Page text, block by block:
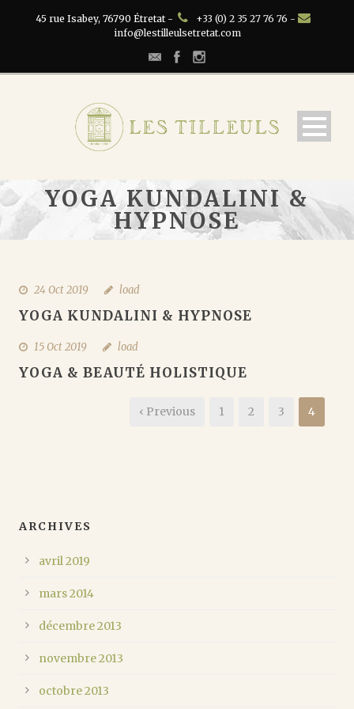
45 rue Isabey, 76790 Étretat -
+33 (0) 2 35 27 76 76 -
info@lestilleulsetretat.com
YOGA KUNDALINI &
HYPNOSE
24 Oct 2019 load
YOGA KUNDALINI & HYPNOSE
15 Oct 2019 load
YOGA & BEAUTÉ HOLISTIQUE
‹ Previous 1 2 3 4
ARCHIVES
avril 2019
mars 2014
décembre 2013
novembre 2013
octobre 2013